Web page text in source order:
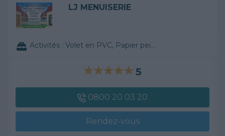
LJ MENUISERIE
Activités : Volet en PVC, Papier peint, ...
5
0800 20 03 20
Rendez-vous